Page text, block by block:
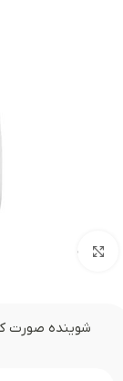
بزرگنمایی تصویر
شوینده صورت